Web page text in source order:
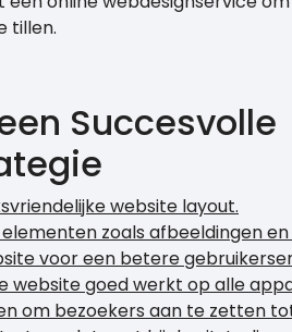
tillen.
Succesvolle
website layout.
zoals afbeeldingen en
voor een betere
website goed werkt op alle
om bezoekers aan te zetten